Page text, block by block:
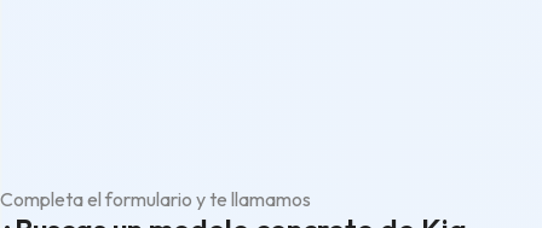
Completa el formulario y te llamamos